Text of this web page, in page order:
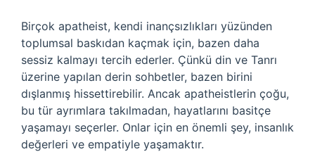
Birçok apatheist, kendi inançsızlıkları yüzünden
toplumsal baskıdan kaçmak için, bazen daha
sessiz kalmayı tercih ederler. Çünkü din ve Tanrı
üzerine yapılan derin sohbetler, bazen birini
dışlanmış hissettirebilir. Ancak apatheistlerin çoğu,
bu tür ayrımlara takılmadan, hayatlarını basitçe
yaşamayı seçerler. Onlar için en önemli şey, insanlık
değerleri ve empatiyle yaşamaktır.